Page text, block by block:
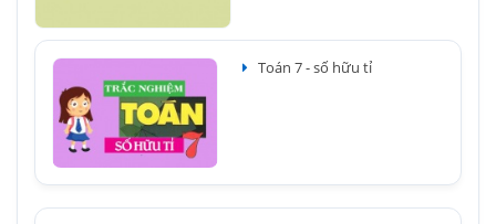
Toán 7 - số hữu tỉ